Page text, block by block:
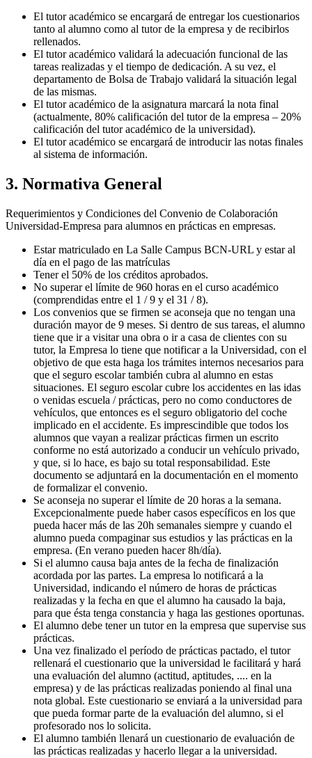
El tutor académico se encargará de entregar los cuestionarios
tanto al alumno como al tutor de la empresa y de recibirlos
rellenados.
El tutor académico validará la adecuación funcional de las
tareas realizadas y el tiempo de dedicación. A su vez, el
departamento de Bolsa de Trabajo validará la situación legal
de las mismas.
El tutor académico de la asignatura marcará la nota final
(actualmente, 80% calificación del tutor de la empresa – 20%
calificación del tutor académico de la universidad).
El tutor académico se encargará de introducir las notas finales
al sistema de información.
3. Normativa General
Requerimientos y Condiciones del Convenio de Colaboración
Universidad-Empresa para alumnos en prácticas en empresas.
Estar matriculado en La Salle Campus BCN-URL y estar al
día en el pago de las matrículas
Tener el 50% de los créditos aprobados.
No superar el límite de 960 horas en el curso académico
(comprendidas entre el 1 / 9 y el 31 / 8).
Los convenios que se firmen se aconseja que no tengan una
duración mayor de 9 meses. Si dentro de sus tareas, el alumno
tiene que ir a visitar una obra o ir a casa de clientes con su
tutor, la Empresa lo tiene que notificar a la Universidad, con el
objetivo de que esta haga los trámites internos necesarios para
que el seguro escolar también cubra al alumno en estas
situaciones. El seguro escolar cubre los accidentes en las idas
o venidas escuela / prácticas, pero no como conductores de
vehículos, que entonces es el seguro obligatorio del coche
implicado en el accidente. Es imprescindible que todos los
alumnos que vayan a realizar prácticas firmen un escrito
conforme no está autorizado a conducir un vehículo privado,
y que, si lo hace, es bajo su total responsabilidad. Este
documento se adjuntará en la documentación en el momento
de formalizar el convenio.
Se aconseja no superar el límite de 20 horas a la semana.
Excepcionalmente puede haber casos específicos en los que
pueda hacer más de las 20h semanales siempre y cuando el
alumno pueda compaginar sus estudios y las prácticas en la
empresa. (En verano pueden hacer 8h/día).
Si el alumno causa baja antes de la fecha de finalización
acordada por las partes. La empresa lo notificará a la
Universidad, indicando el número de horas de prácticas
realizadas y la fecha en que el alumno ha causado la baja,
para que ésta tenga constancia y haga las gestiones oportunas.
El alumno debe tener un tutor en la empresa que supervise sus
prácticas.
Una vez finalizado el período de prácticas pactado, el tutor
rellenará el cuestionario que la universidad le facilitará y hará
una evaluación del alumno (actitud, aptitudes, .... en la
empresa) y de las prácticas realizadas poniendo al final una
nota global. Este cuestionario se enviará a la universidad para
que pueda formar parte de la evaluación del alumno, si el
profesorado nos lo solicita.
El alumno también llenará un cuestionario de evaluación de
las prácticas realizadas y hacerlo llegar a la universidad.